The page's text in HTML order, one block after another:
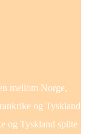
mellom Norge,
og Tyskland
og Tyskland spilte